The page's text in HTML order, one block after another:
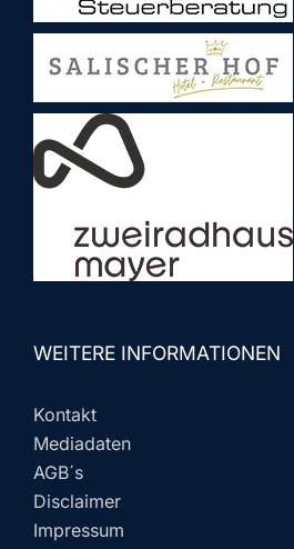
WEITERE INFORMATIONEN
Kontakt
Mediadaten
AGB´s
Disclaimer
Impressum